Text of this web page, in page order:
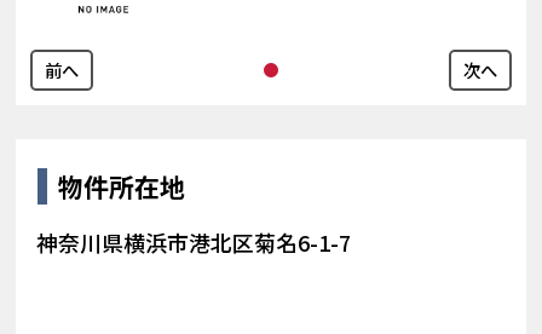
前へ 次へ
物件所在地
神奈川県横浜市港北区菊名6-1-7